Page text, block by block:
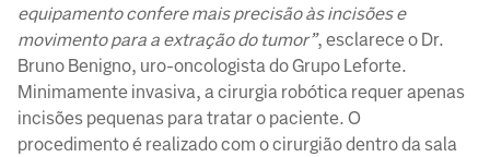
equipamento confere mais precisão às incisões e
movimento para a extração do tumor”, esclarece o Dr.
Bruno Benigno, uro-oncologista do Grupo Leforte.
Minimamente invasiva, a cirurgia robótica requer apenas
incisões pequenas para tratar o paciente. O
procedimento é realizado com o cirurgião dentro da sala